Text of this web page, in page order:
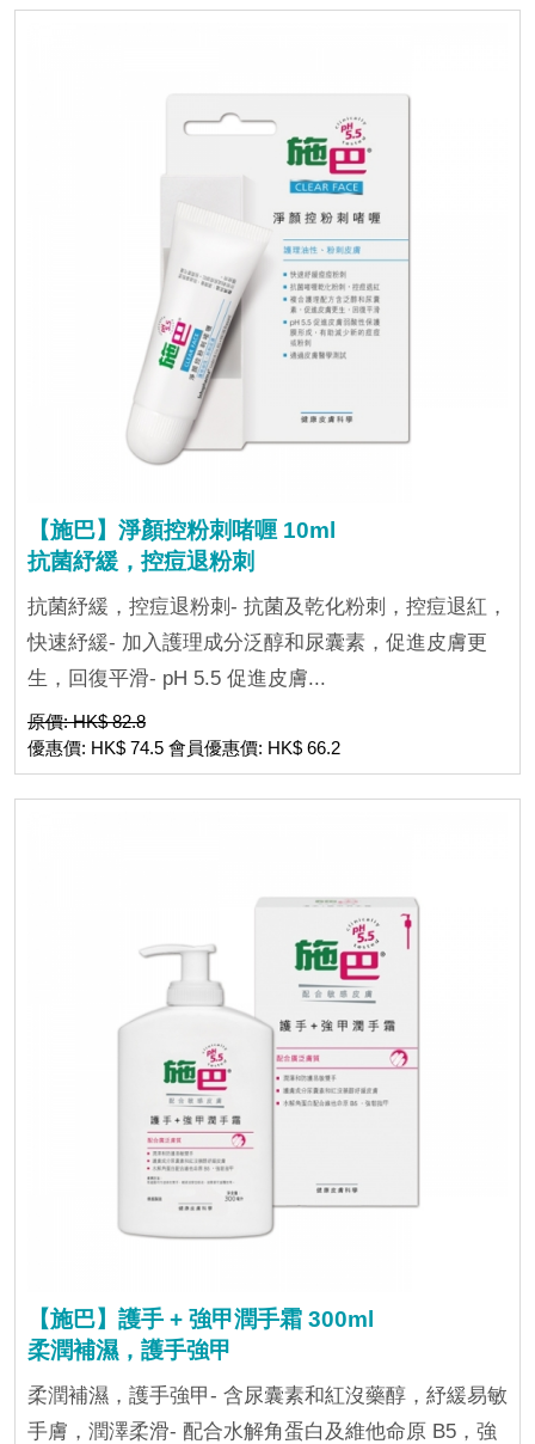
【施巴】淨顏控粉刺啫喱 10ml
抗菌紓緩，控痘退粉刺
抗菌紓緩，控痘退粉刺- 抗菌及乾化粉刺，控痘退紅，
快速紓緩- 加入護理成分泛醇和尿囊素，促進皮膚更
生，回復平滑- pH 5.5 促進皮膚...
原價: HK$ 82.8
優惠價: HK$ 74.5 會員優惠價: HK$ 66.2
【施巴】護手 + 強甲潤手霜 300ml
柔潤補濕，護手強甲
柔潤補濕，護手強甲- 含尿囊素和紅沒藥醇，紓緩易敏
手膚，潤澤柔滑- 配合水解角蛋白及維他命原 B5，強